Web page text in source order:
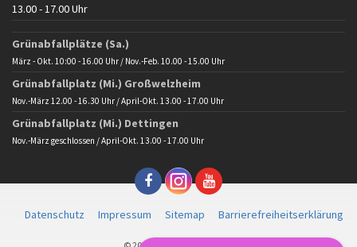
13.00 - 17.00 Uhr
Grünabfallplätze (Sa.)
März - Okt. 10:00 - 16.00 Uhr / Nov.-Feb. 10.00 - 15.00 Uhr
Grünabfallplatz (Mi.) Großwelzheim
Nov.-März 12.00 - 16.30 Uhr / April-Okt. 13.00 - 17.00 Uhr
Grünabfallplatz (Mi.) Dettingen
Nov.-März geschlossen / April-Okt. 13.00 - 17.00 Uhr
Datenschutz Impressum Sitemap Barrierefreiheitserklärung